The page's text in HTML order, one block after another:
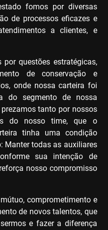
fomos por diversas
de processos eficazes e
a clientes, e
questões estratégicas,
de conservação e
onde nossa carteira foi
do segmento de nossa
tanto por nossos
do nosso time, que o
tinha uma condição
Manter todas as auxiliares
sua intenção de
nosso compromisso
comprometimento e
de novos talentos, que
e fazer a diferença